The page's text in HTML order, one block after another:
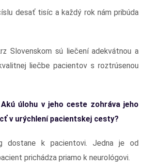
desať tisíc a každý rok nám pribúda
Slovenskom sú liečení adekvátnou a
liečbe pacientov s roztrúsenou
úlohu v jeho ceste zohráva jeho
v urýchlení pacientskej cesty?
dostane k pacientovi. Jedna je od
prichádza priamo k neurológovi.